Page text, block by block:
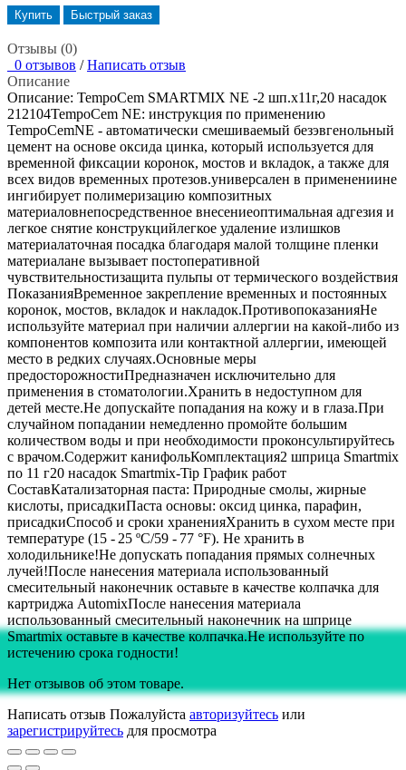
Купить Быстрый заказ
Отзывы (0)
0 отзывов / Написать отзыв
Описание
Описание: TempoCem SMARTMIX NE -2 шп.х11г,20 насадок
212104TempoCem NE: инструкция по применению
TempoCemNE - автоматически смешиваемый безэвгенольный
цемент на основе оксида цинка, который используется для
временной фиксации коронок, мостов и вкладок, а также для
всех видов временных протезов.универсален в применениине
ингибирует полимеризацию композитных
материаловнепосредственное внесениеоптимальная адгезия и
легкое снятие конструкцийлегкое удаление излишков
материалаточная посадка благодаря малой толщине пленки
материалане вызывает постоперативной
чувствительностизащита пульпы от термического воздействия
ПоказанияВременное закрепление временных и постоянных
коронок, мостов, вкладок и накладок.ПротивопоказанияНе
используйте материал при наличии аллергии на какой-либо из
компонентов композита или контактной аллергии, имеющей
место в редких случаях.Основные меры
предосторожностиПредназначен исключительно для
применения в стоматологии.Хранить в недоступном для
детей месте.Не допускайте попадания на кожу и в глаза.При
случайном попадании немедленно промойте большим
количеством воды и при необходимости проконсультируйтесь
с врачом.Содержит канифольКомплектация2 шприца Smartmix
по 11 г20 насадок Smartmix-Tip График работ
СоставКатализаторная паста: Природные смолы, жирные
кислоты, присадкиПаста основы: оксид цинка, парафин,
присадкиСпособ и сроки храненияХранить в сухом месте при
температуре (15 - 25 ºC/59 - 77 °F). Не хранить в
холодильнике!Не допускать попадания прямых солнечных
лучей!После нанесения материала использованный
смесительный наконечник оставьте в качестве колпачка для
картриджа AutomixПосле нанесения материала
использованный смесительный наконечник на шприце
Smartmix оставьте в качестве колпачка.Не используйте по
истечению срока годности!
Нет отзывов об этом товаре.
Написать отзыв Пожалуйста авторизуйтесь или
зарегистрируйтесь для просмотра